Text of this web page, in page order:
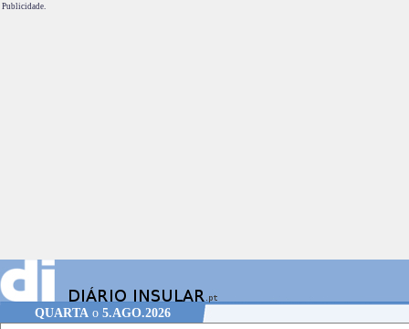
Publicidade.
QUARTA o 5.AGO.2026